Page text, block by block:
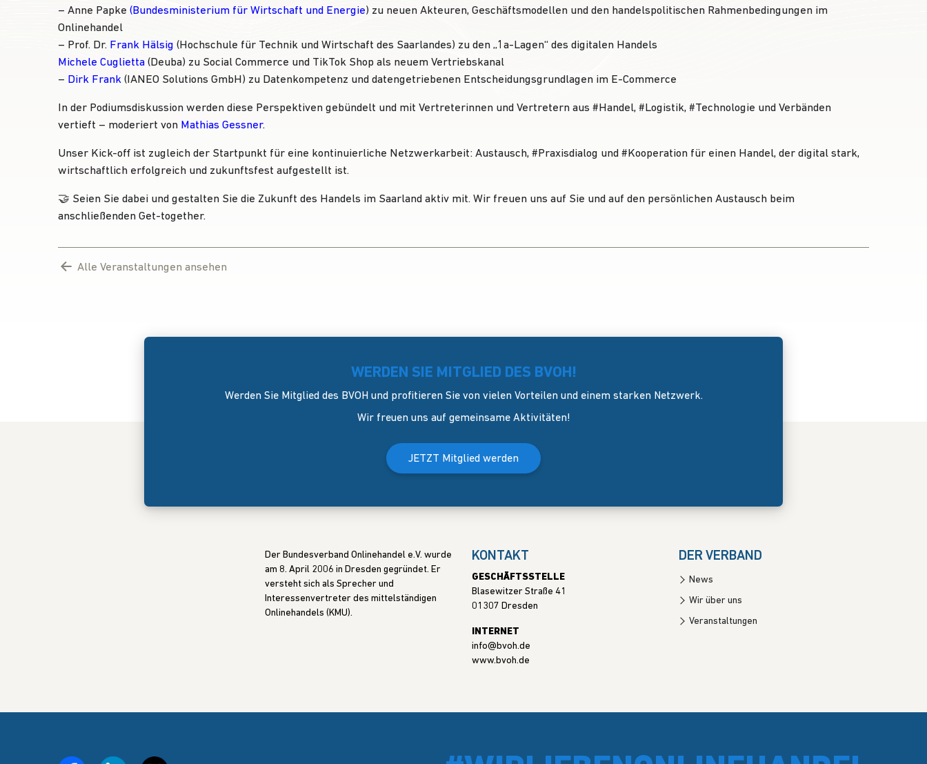
– Anne Papke (Bundesministerium für Wirtschaft und Energie) zu neuen Akteuren, Geschäftsmodellen und den handelspolitischen Rahmenbedingungen im
Onlinehandel
– Prof. Dr. Frank Hälsig (Hochschule für Technik und Wirtschaft des Saarlandes) zu den „1a-Lagen“ des digitalen Handels
Michele Cuglietta (Deuba) zu Social Commerce und TikTok Shop als neuem Vertriebskanal
– Dirk Frank ( IANEO Solutions GmbH ) zu Datenkompetenz und datengetriebenen Entscheidungsgrundlagen im E-Commerce
In der Podiumsdiskussion werden diese Perspektiven gebündelt und mit Vertreterinnen und Vertretern aus Hashtag
# Handel, Hashtag
# Logistik, Hashtag
#Technologie und Verbänden
vertieft – moderiert von Mathias Gessner.
Unser Kick-off ist zugleich der Startpunkt für eine kontinuierliche Netzwerkarbeit: Austausch, Hashtag
# Praxisdialog und Hashtag
# Kooperation für einen Handel, der digital stark,
wirtschaftlich erfolgreich und zukunftsfest aufgestellt ist.
🤝 Seien Sie dabei und gestalten Sie die Zukunft des Handels im Saarland aktiv mit. Wir freuen uns auf Sie und auf den persönlichen Austausch beim
anschließenden Get-together.
Alle Veranstaltungen ansehen
WERDEN SIE MITGLIED DES BVOH!
Werden Sie Mitglied des BVOH und profitieren Sie von vielen Vorteilen und einem starken Netzwerk.
Wir freuen uns auf gemeinsame Aktivitäten!
JETZT Mitglied werden
Der Bundesverband Onlinehandel e.V. wurde
am 8. April 2006 in Dresden gegründet. Er
versteht sich als Sprecher und
Interessenvertreter des mittelständigen
Onlinehandels (KMU).
KONTAKT
GESCHÄFTSSTELLE
Blasewitzer Straße 41
01307 Dresden
INTERNET
info@bvoh.de
www.bvoh.de
DER VERBAND
News
Wir über uns
Veranstaltungen